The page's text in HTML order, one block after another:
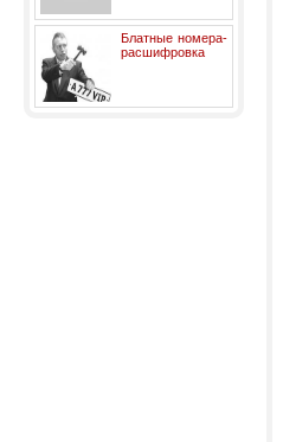
Блатные номера-
расшифровка